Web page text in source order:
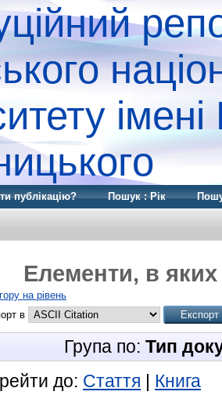
публікацію? Пошук : Рік
Елементи, в
на рівень
в
Група по: Тип
до: Стаття | Книга